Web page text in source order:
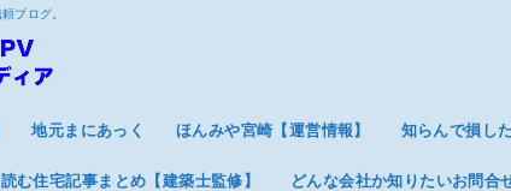
ブログ。
地元まにあっく ほんみや宮崎【運営情報】 知らんで損し
む住宅記事まとめ【建築士監修】 どんな会社か知りたいお問合